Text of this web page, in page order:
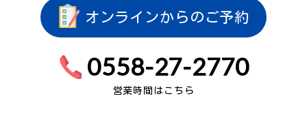
オンラインからのご予約
0558-27-2770
営業時間はこちら